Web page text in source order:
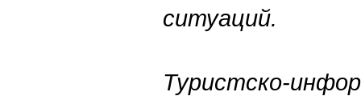
ситуаций.
Туристско-